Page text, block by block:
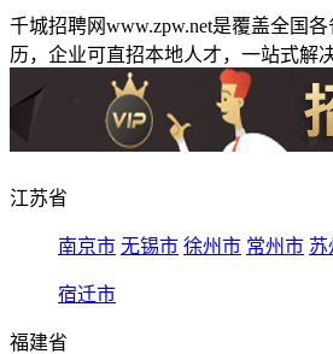
千城招聘网www.zpw.net是覆盖全国
历，企业可直招本地人才，一站式解
江苏省
南京市 无锡市 徐州市 常州市 苏
宿迁市
福建省